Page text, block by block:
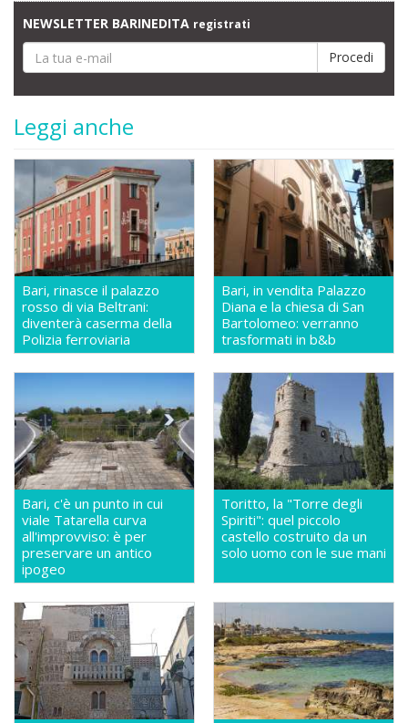
NEWSLETTER BARINEDITA registrati
Leggi anche
Bari, rinasce il palazzo
rosso di via Beltrani:
diventerà caserma della
Polizia ferroviaria
Bari, in vendita Palazzo
Diana e la chiesa di San
Bartolomeo: verranno
trasformati in b&b
Bari, c'è un punto in cui
viale Tatarella curva
all'improvviso: è per
preservare un antico
ipogeo
Toritto, la "Torre degli
Spiriti": quel piccolo
castello costruito da un
solo uomo con le sue mani